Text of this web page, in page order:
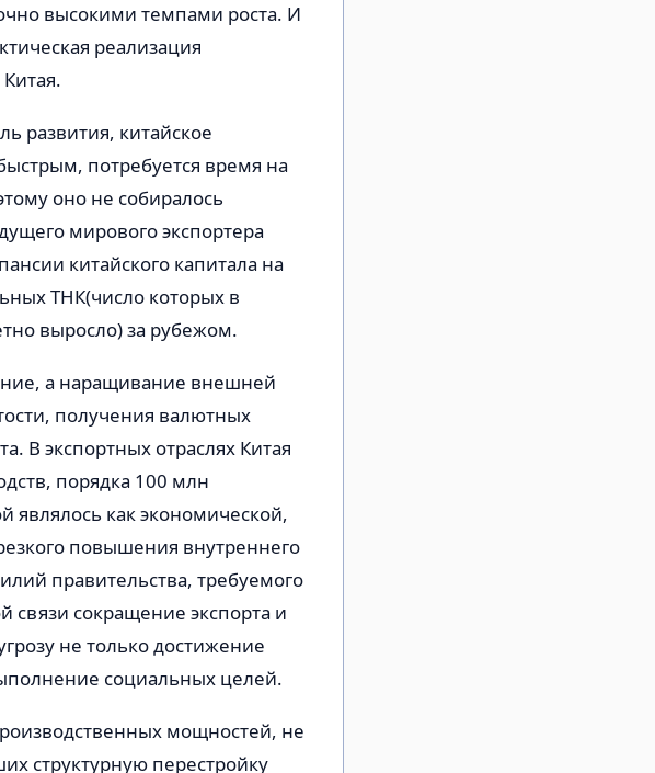
высокими темпами роста. И
реализация
развития, китайское
потребуется время на
оно не собиралось
мирового экспортера
китайского капитала на
ТНК(число которых в
выросло) за рубежом.
а наращивание внешней
получения валютных
В экспортных отраслях Китая
порядка 100 млн
являлось как экономической,
повышения внутреннего
правительства, требуемого
связи сокращение экспорта и
не только достижение
социальных целей.
мощностей, не
структурную перестройку